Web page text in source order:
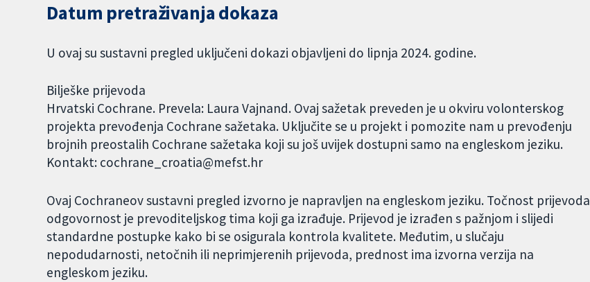
Datum pretraživanja dokaza
U ovaj su sustavni pregled uključeni dokazi objavljeni do lipnja 2024. godine.
Bilješke prijevoda
Hrvatski Cochrane. Prevela: Laura Vajnand. Ovaj sažetak preveden je u okviru volonterskog
projekta prevođenja Cochrane sažetaka. Uključite se u projekt i pomozite nam u prevođenju
brojnih preostalih Cochrane sažetaka koji su još uvijek dostupni samo na engleskom jeziku.
Kontakt: cochrane_croatia@mefst.hr
Ovaj Cochraneov sustavni pregled izvorno je napravljen na engleskom jeziku. Točnost prijevoda
odgovornost je prevoditeljskog tima koji ga izrađuje. Prijevod je izrađen s pažnjom i slijedi
standardne postupke kako bi se osigurala kontrola kvalitete. Međutim, u slučaju
nepodudarnosti, netočnih ili neprimjerenih prijevoda, prednost ima izvorna verzija na
engleskom jeziku.